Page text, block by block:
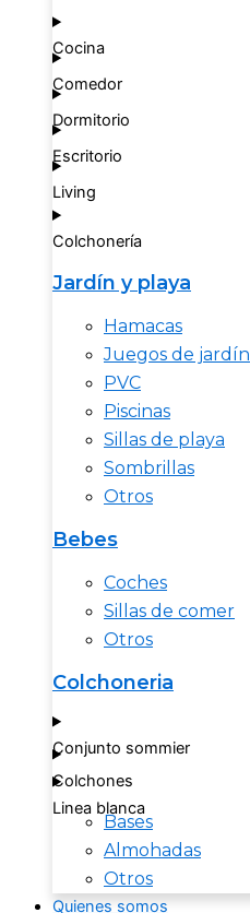
Cocina
Comedor
Dormitorio
Escritorio
Living
Colchonería
Jardín y playa
Hamacas
Juegos de jardín
PVC
Piscinas
Sillas de playa
Sombrillas
Otros
Bebes
Coches
Sillas de comer
Otros
Colchoneria
Conjunto sommier
Colchones
Linea blanca
Bases
Almohadas
Otros
Quienes somos